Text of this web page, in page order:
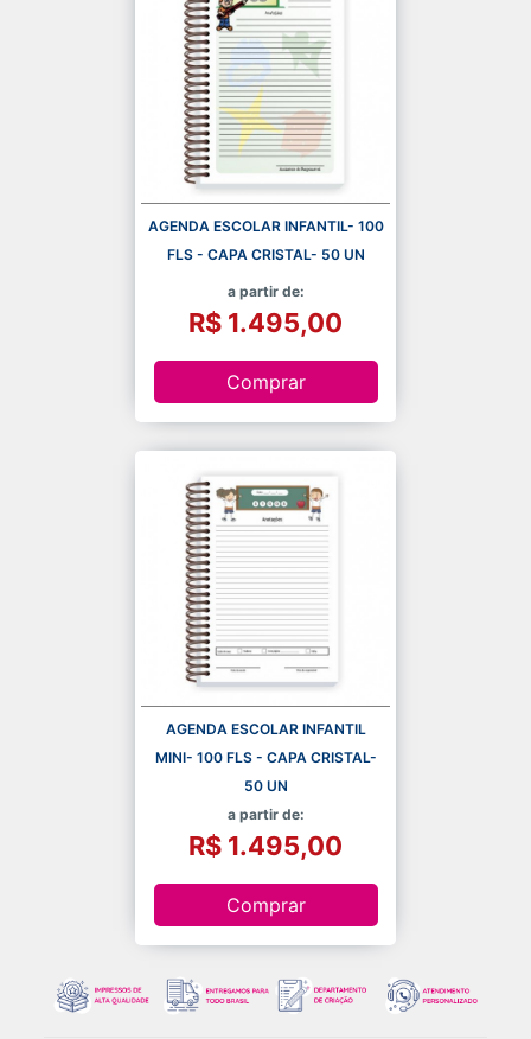
AGENDA ESCOLAR INFANTIL- 100
FLS - CAPA CRISTAL- 50 UN
a partir de:
R$ 1.495,00
Comprar
AGENDA ESCOLAR INFANTIL
MINI- 100 FLS - CAPA CRISTAL-
50 UN
a partir de:
R$ 1.495,00
Comprar